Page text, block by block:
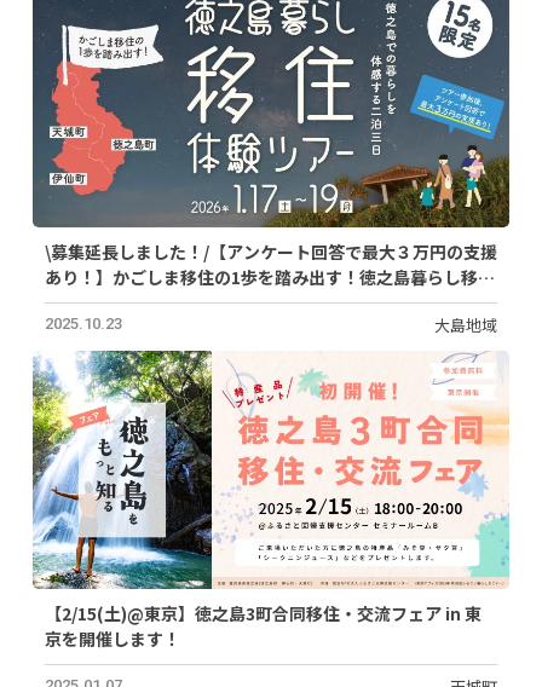
\募集延長しました！/【アンケート回答で最大３万円の支援
あり！】かごしま移住の1歩を踏み出す！徳之島暮らし移住
体験ツアー（募集締切11/30）
2025.10.23 大島地域
【2/15(土)@東京】徳之島3町合同移住・交流フェア in 東
京を開催します！